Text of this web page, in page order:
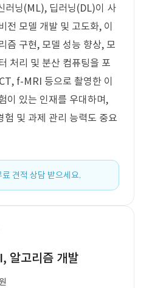
러닝(ML), 딥러닝(DL)이 사
전 모델 개발 및 고도화, 이
즘 구현, 모델 성능 향상, 모
처리 및 분산 컴퓨팅을 포
f-MRI 등으로 촬영한 이
이 있는 인재를 우대하며,
험 및 과제 관리 능력도 중요
견적 상담 받으세요.
알고리즘 개발